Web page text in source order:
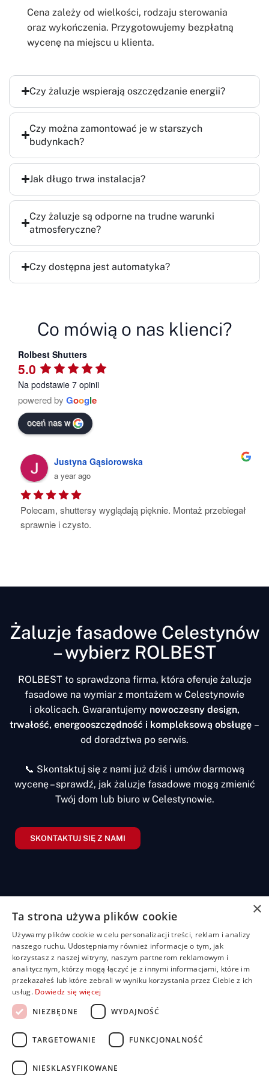
Cena zależy od wielkości, rodzaju sterowania
oraz wykończenia. Przygotowujemy bezpłatną
wycenę na miejscu u klienta.
Czy żaluzje wspierają oszczędzanie energii?
Czy można zamontować je w starszych
budynkach?
Jak długo trwa instalacja?
Czy żaluzje są odporne na trudne warunki
atmosferyczne?
Czy dostępna jest automatyka?
Co mówią o nas klienci?
Rolbest Shutters
5.0
Na podstawie 7 opinii
powered by Google
oceń nas w
Justyna Gąsiorowska
a year ago
Polecam, shuttersy wyglądają pięknie. Montaż przebiegał
sprawnie i czysto.
Żaluzje fasadowe Celestynów
– wybierz ROLBEST
ROLBEST to sprawdzona firma, która oferuje żaluzje
fasadowe na wymiar z montażem w Celestynowie
i okolicach. Gwarantujemy nowoczesny design,
trwałość, energooszczędność i kompleksową obsługę –
od doradztwa po serwis.
📞 Skontaktuj się z nami już dziś i umów darmową
wycenę – sprawdź, jak żaluzje fasadowe mogą zmienić
Twój dom lub biuro w Celestynowie.
SKONTAKTUJ SIĘ Z NAMI
+48
507
704
919
biuro@rolbest.pl
Żaluzje
Żaluzje
bambusowe
Żaluzje
drewniane
Żaluzje
aluminiowe
Żaluzje
Żaluzje
Rolety
Rolety
dzień/noc
Rolety
materiałowe
Rolety
rzymskie
Rolety
(pilsy)
zewnętrzne
Pozostałe
Shuttersy
Markizy
Moskitiery
Pergole
Menu
Strona
główna
O
nas
inspiracje
linki
Polityka
prywatności
Regulamin
×
Ta strona używa plików cookie
Używamy plików cookie w celu personalizacji treści, reklam i analizy
naszego ruchu. Udostępniamy również informacje o tym, jak
korzystasz z naszej witryny, naszym partnerom reklamowym i
analitycznym, którzy mogą łączyć je z innymi informacjami, które im
przekazałeś lub które zebrali w wyniku korzystania przez Ciebie z ich
usług. Dowiedz się więcej
NIEZBĘDNE
WYDAJNOŚĆ
TARGETOWANIE FUNKCJONALNOŚĆ
NIESKLASYFIKOWANE